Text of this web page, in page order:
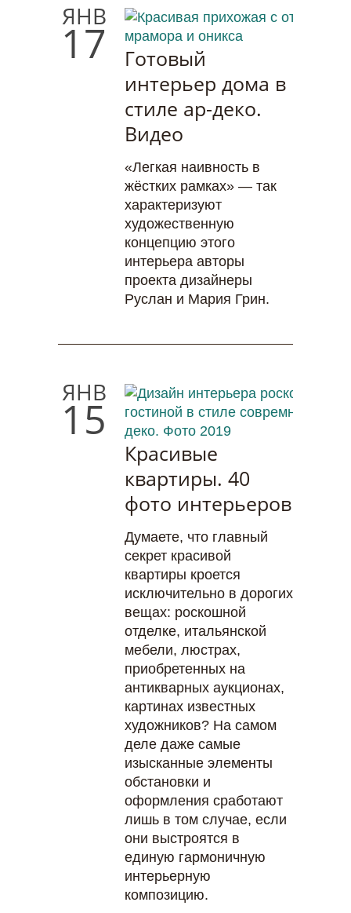
ЯНВ
17
Готовый
интерьер дома в
стиле ар-деко.
Видео
«Легкая наивность в
жёстких рамках» — так
характеризуют
художественную
концепцию этого
интерьера авторы
проекта дизайнеры
Руслан и Мария Грин.
ЯНВ
15
Красивые
квартиры. 40
фото интерьеров
Думаете, что главный
секрет красивой
квартиры кроется
исключительно в дорогих
вещах: роскошной
отделке, итальянской
мебели, люстрах,
приобретенных на
антикварных аукционах,
картинах известных
художников? На самом
деле даже самые
изысканные элементы
обстановки и
оформления сработают
лишь в том случае, если
они выстроятся в
единую гармоничную
интерьерную
композицию.